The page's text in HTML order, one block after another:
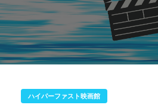
ッ
プ
ハイパーファスト映画館